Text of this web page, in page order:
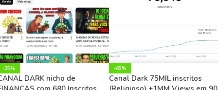
-25%
DARK nicho de
-65%
Canal Dark 75MIL inscritos